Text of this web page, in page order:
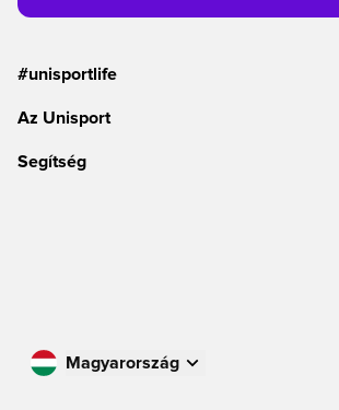
#unisportlife
Az Unisport
Segítség
Magyarország